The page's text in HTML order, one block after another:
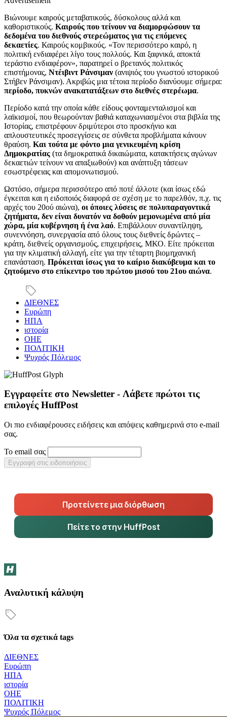
Βιώνουμε καιρούς μεταβατικούς, δύσκολους αλλά και
καθοριστικούς. Καιρούς που τείνουν να διαμορφώσουν τα
δεδομένα του διεθνούς στερεώματος για τις επόμενες
δεκαετίες. Καιρούς κομβικούς. «Τον περισσότερο καιρό, η
πολιτική ενδιαφέρει λίγο τους πολλούς. Και ξαφνικά, αποκτά
τεράστιο ενδιαφέρον», παρατηρεί ο βρετανός πολιτικός
επιστήμονας, Ντέιβιντ Ράνσιμαν (ανιψιός του γνωστού ιστορικού
Στήβεν Ράνσιμαν). Ακριβώς μια τέτοια περίοδο διανύουμε σήμερα:
περίοδο, πυκνών ανακατατάξεων στο διεθνές στερέωμα.
Περίοδο κατά την οποία κάθε είδους φονταμενταλισμοί και
λαϊκισμοί, που θεωρούνταν βαθιά καταχωνιασμένοι στα βιβλία της
Ιστορίας, επιστρέφουν δριμύτεροι στο προσκήνιο και
απλουστευτικές προσεγγίσεις σε σύνθετα προβλήματα κάνουν
θραύση. Και τούτα με φόντο μια γενικευμένη κρίση
Δημοκρατίας (τα δημοκρατικά δικαιώματα, κατακτήσεις αγώνων
δεκαετιών τείνουν να απαξιωθούν) και ανάπτυξη τάσεων
εσωστρέφειας και απομονωτισμού.
Ωστόσο, σήμερα περισσότερο από ποτέ άλλοτε (και ίσως εδώ
έγκειται και η ειδοποιός διαφορά σε σχέση με το παρελθόν, π.χ. τις
αρχές του 20ού αιώνα), οι όποιες λύσεις σε πολυπαραγοντικά
ζητήματα, δεν είναι δυνατόν να δοθούν μεμονωμένα από μία
χώρα, μία κυβέρνηση ή ένα λαό. Επιβάλλουν συναντίληψη,
συνεννόηση, συνεργασία από όλους τους διεθνείς δρώντες –
κράτη, διεθνείς οργανισμούς, επιχειρήσεις, ΜΚΟ. Είτε πρόκειται
για την κλιματική αλλαγή, είτε για την τέταρτη βιομηχανική
επανάσταση. Πρόκειται ίσως για το καίριο διακύβευμα και το
ζητούμενο στο επίκεντρο του πρώτου μισού του 21ου αιώνα.
ΔΙΕΘΝΕΣ
Ευρώπη
ΗΠΑ
ιστορία
ΟΗΕ
ΠΟΛΙΤΙΚΗ
Ψυχρός Πόλεμος
Εγγραφείτε στο Newsletter - Λάβετε πρώτοι τις
επιλογές HuffPost
Οι πιο ενδιαφέρουσες ειδήσεις και απόψεις καθημερινά στο e-mail
σας.
Το email σας
Εγγραφή στις ειδοποιήσεις
Προτείνετε μια διόρθωση
Πείτε το στην HuffPost
Αναλυτική κάλυψη
Όλα τα σχετικά tags
ΔΙΕΘΝΕΣ
Ευρώπη
ΗΠΑ
ιστορία
ΟΗΕ
ΠΟΛΙΤΙΚΗ
Ψυχρός Πόλεμος